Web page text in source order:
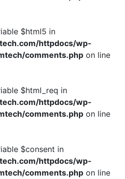
$html5 in
httpdocs/wp-
comments.php on line
$html_req in
httpdocs/wp-
comments.php on line
$consent in
httpdocs/wp-
comments.php on line